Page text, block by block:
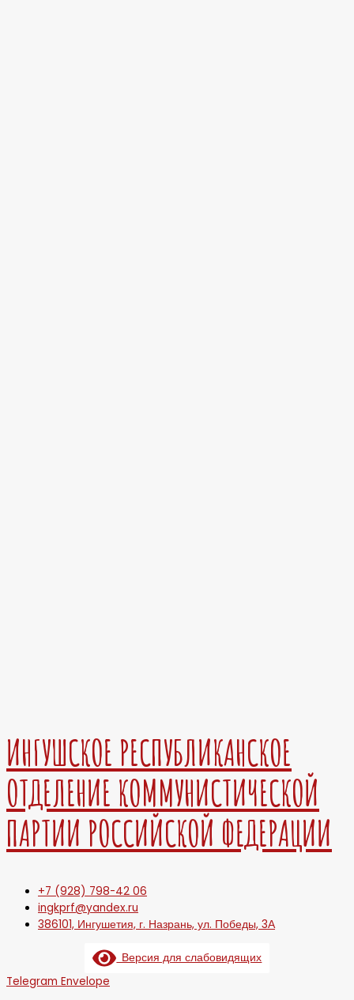
ИНГУШСКОЕ РЕСПУБЛИКАНСКОЕ
ОТДЕЛЕНИЕ КОММУНИСТИЧЕСКОЙ
ПАРТИИ РОССИЙСКОЙ ФЕДЕРАЦИИ
+7 (928) 798-42 06
ingkprf@yandex.ru
386101, Ингушетия, г. Назрань, ул. Победы, 3А
Версия для слабовидящих
Telegram Envelope